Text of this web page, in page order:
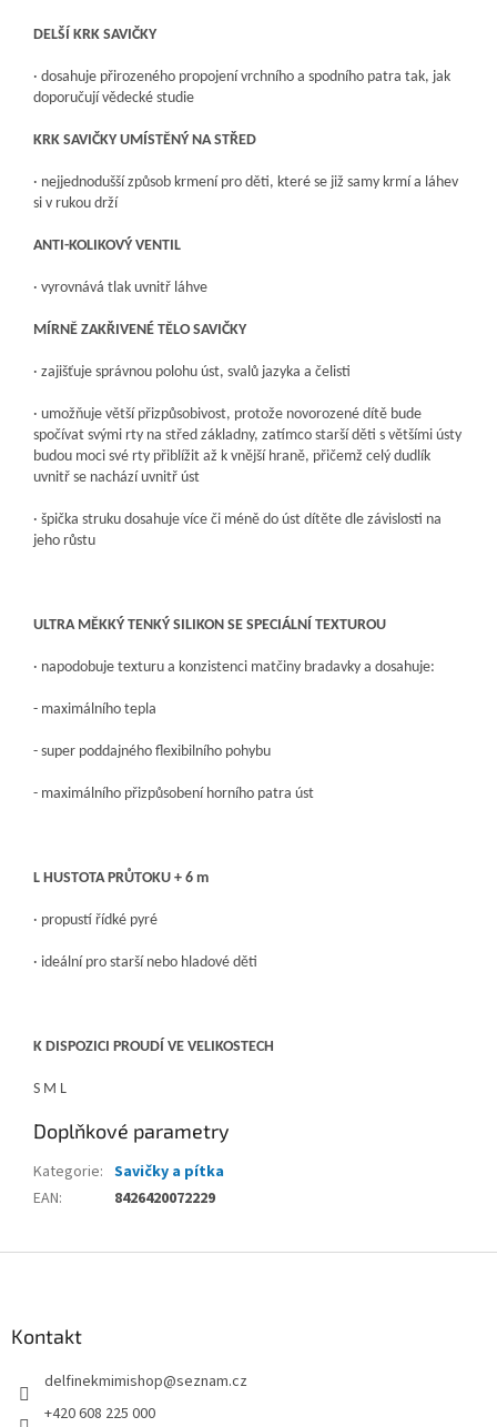
DELŠÍ KRK SAVIČKY
· dosahuje přirozeného propojení vrchního a spodního patra tak, jak
doporučují vědecké studie
KRK SAVIČKY UMÍSTĚNÝ NA STŘED
· nejjednodušší způsob krmení pro děti, které se již samy krmí a láhev
si v rukou drží
ANTI-KOLIKOVÝ VENTIL
· vyrovnává tlak uvnitř láhve
MÍRNĚ ZAKŘIVENÉ TĚLO SAVIČKY
· zajišťuje správnou polohu úst, svalů jazyka a čelisti
· umožňuje větší přizpůsobivost, protože novorozené dítě bude
spočívat svými rty na střed základny, zatímco starší děti s většími ústy
budou moci své rty přiblížit až k vnější hraně, přičemž celý dudlík
uvnitř se nachází uvnitř úst
· špička struku dosahuje více či méně do úst dítěte dle závislosti na
jeho růstu
ULTRA MĚKKÝ TENKÝ SILIKON SE SPECIÁLNÍ TEXTUROU
· napodobuje texturu a konzistenci matčiny bradavky a dosahuje:
- maximálního tepla
- super poddajného flexibilního pohybu
- maximálního přizpůsobení horního patra úst
L HUSTOTA PRŮTOKU + 6 m
· propustí řídké pyré
· ideální pro starší nebo hladové děti
K DISPOZICI PROUDÍ VE VELIKOSTECH
S M L
Doplňkové parametry
Kategorie: Savičky a pítka
EAN: 8426420072229
Kontakt
delfinekmimishop@seznam.cz
+420 608 225 000